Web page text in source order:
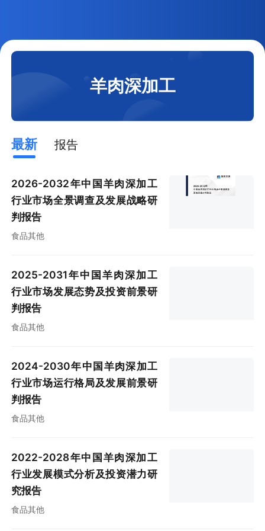
羊肉深加工
最新 报告
2026-2032年中国羊肉深加工
行业市场全景调查及发展战略研
判报告
食品其他
2025-2031年中国羊肉深加工
行业市场发展态势及投资前景研
判报告
食品其他
2024-2030年中国羊肉深加工
行业市场运行格局及发展前景研
判报告
食品其他
2022-2028年中国羊肉深加工
行业发展模式分析及投资潜力研
究报告
食品其他